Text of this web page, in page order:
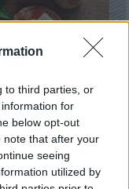
to third parties, or
for
below opt-out
note that after your
seeing
utilized by
Τρεις